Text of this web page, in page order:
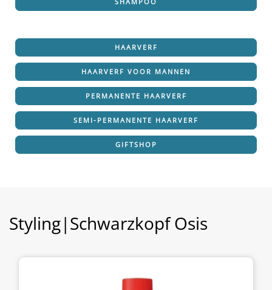
HAARVERF
HAARVERF VOOR MANNEN
PERMANENTE HAARVERF
SEMI-PERMANENTE HAARVERF
GIFTSHOP
Styling|Schwarzkopf Osis